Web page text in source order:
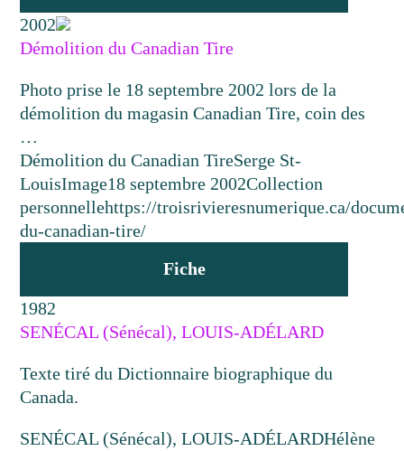
2002
Démolition du Canadian Tire
Photo prise le 18 septembre 2002 lors de la
démolition du magasin Canadian Tire, coin des
…
Démolition du Canadian TireSerge St-
LouisImage18 septembre 2002Collection
personnellehttps://troisrivieresnumerique.ca/
du-canadian-tire/
Fiche
1982
SENÉCAL (Sénécal), LOUIS-ADÉLARD
Texte tiré du Dictionnaire biographique du
Canada.
SENÉCAL (Sénécal), LOUIS-ADÉLARDHélène